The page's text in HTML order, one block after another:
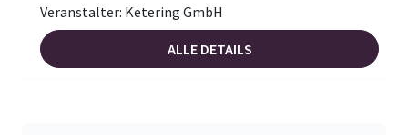
Veranstalter: Ketering GmbH
ALLE DETAILS